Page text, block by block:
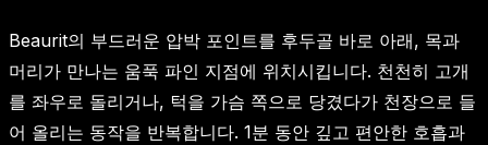
Beaurit의 부드러운 압박 포인트를 후두골 바로 아래, 목과
머리가 만나는 움푹 파인 지점에 위치시킵니다. 천천히 고개
를 좌우로 돌리거나, 턱을 가슴 쪽으로 당겼다가 천장으로 들
어 올리는 동작을 반복합니다. 1분 동안 깊고 편안한 호흡과